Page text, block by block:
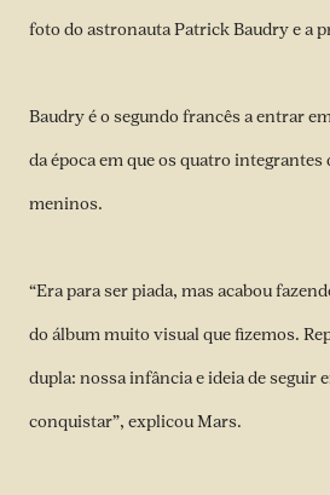
foto do astronauta Patrick Baudry e a
Baudry é o segundo francês a entrar
da época em que os quatro integrantes
meninos.
“Era para ser piada, mas acabou
do álbum muito visual que fizemos.
dupla: nossa infância e ideia de seguir
conquistar”, explicou Mars.